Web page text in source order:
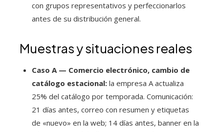
con grupos representativos y perfeccionarlos
antes de su distribución general.
Muestras y situaciones reales
Caso A — Comercio electrónico, cambio de
catálogo estacional: la empresa A actualiza
25% del catálogo por temporada. Comunicación:
21 días antes, correo con resumen y etiquetas
de «nuevo» en la web; 14 días antes, banner en la